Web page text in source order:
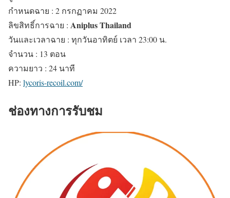
กำหนดฉาย : 2 กรกฏาคม 2022
ลิขสิทธิ์การฉาย : Aniplus Thailand
วันและเวลาฉาย : ทุกวันอาทิตย์ เวลา 23:00 น.
จำนวน : 13 ตอน
ความยาว : 24 นาที
HP: lycoris-recoil.com/
ช่องทางการรับชม